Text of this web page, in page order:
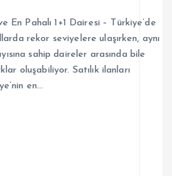
En Pahalı 1+1 Dairesi – Türkiye’de
rekor seviyelere ulaşırken, aynı
sahip daireler arasında bile
oluşabiliyor. Satılık ilanları
en…